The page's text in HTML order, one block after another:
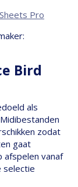
Pro
Bird
als
zodat
gaat
afspelen vanaf
selectie